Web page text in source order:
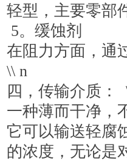
轻型，主要零部
5。缓蚀剂
在阻力方面，通
\\ n
四，传输介质：
一种薄而干净，
它可以输送轻腐
的浓度，无论是